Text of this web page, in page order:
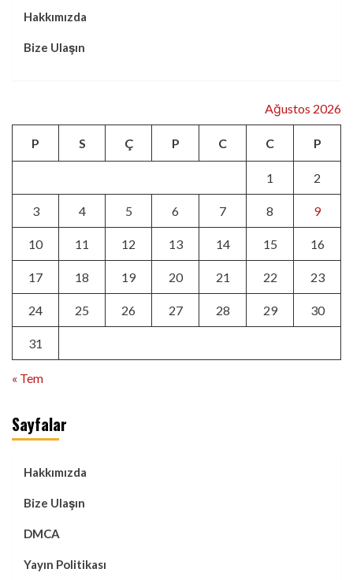
Hakkımızda
Bize Ulaşın
Ağustos 2026
P S Ç P C C P
1 2
3 4 5 6 7 8 9
10 11 12 13 14 15 16
17 18 19 20 21 22 23
24 25 26 27 28 29 30
31
« Tem
Sayfalar
Hakkımızda
Bize Ulaşın
DMCA
Yayın Politikası